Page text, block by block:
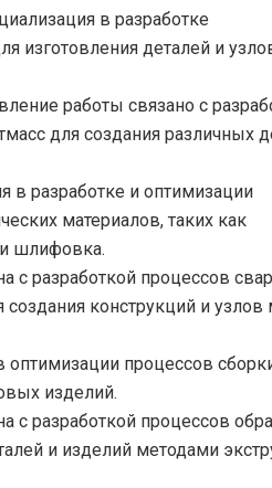
в разработке
изготовления деталей и
работы связано с
для создания различных
в разработке и оптимизации
материалов, таких как
и шлифовка.
с разработкой процессов
создания конструкций и
оптимизации процессов
изделий.
с разработкой процессов
и изделий методами